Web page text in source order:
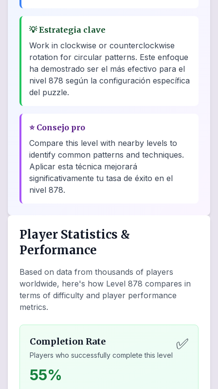
💡Estrategia clave
Work in clockwise or counterclockwise
rotation for circular patterns. Este enfoque
ha demostrado ser el más efectivo para el
nivel 878 según la configuración específica
del puzzle.
⭐ Consejo pro
Compare this level with nearby levels to
identify common patterns and techniques.
Aplicar esta técnica mejorará
significativamente tu tasa de éxito en el
nivel 878.
Player Statistics &
Performance
Based on data from thousands of players
worldwide, here's how Level 878 compares in
terms of difficulty and player performance
metrics.
Completion Rate
Players who successfully complete this level
✅
55%